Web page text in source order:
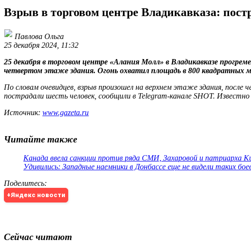
Взрыв в торговом центре Владикавказа:
Павлова Ольга
25 декабря 2024, 11:32
25 декабря в торговом центре «Алания Молл» в Владикавказе
четвертом этаже здания. Огонь охватил площадь в 800 квадратных
По словам очевидцев, взрыв произошел на верхнем этаже здания,
пострадали шесть человек, сообщили в Telegram-канале SHOT.
Источник: www.gazeta.ru
Читайте также
Канада ввела санкции против ряда СМИ, Захаровой и патриарха
Удивились: Западные наемники в Донбассе еще не видели таких
Поделитесь:
+Яндекс новости
Сейчас читают